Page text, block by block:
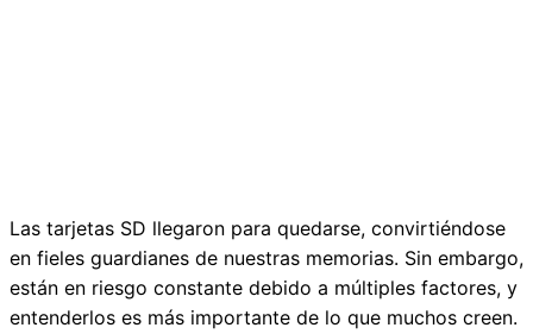
Las tarjetas SD llegaron para quedarse, convirtiéndose
en fieles guardianes de nuestras memorias. Sin embargo,
están en riesgo constante debido a múltiples factores, y
entenderlos es más importante de lo que muchos creen.